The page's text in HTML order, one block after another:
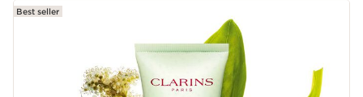
Best seller